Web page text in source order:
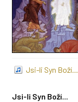
Jsi-li Syn Boží...
Jsi-li Syn Boží...